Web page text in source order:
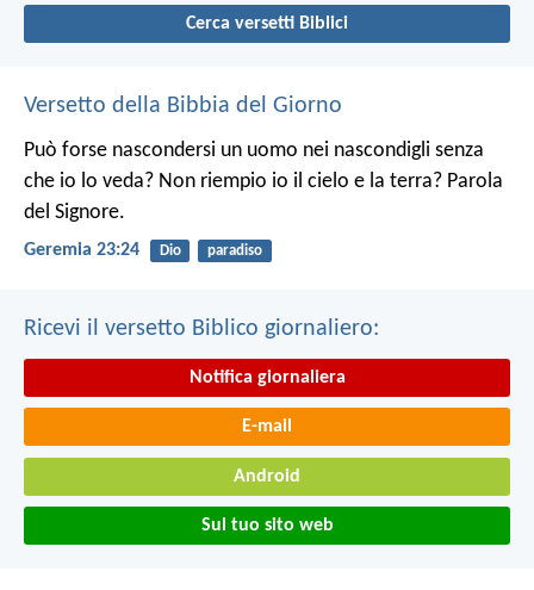
Cerca versetti Biblici
Versetto della Bibbia del Giorno
Può forse nascondersi un uomo nei nascondigli senza
che io lo veda? Non riempio io il cielo e la terra? Parola
del Signore.
Geremia 23:24 Dio paradiso
Ricevi il versetto Biblico giornaliero:
Notifica giornaliera
E-mail
Android
Sul tuo sito web